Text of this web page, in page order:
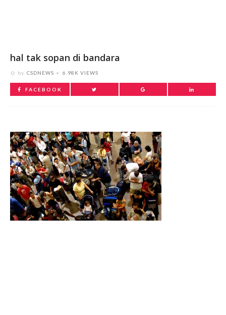
hal tak sopan di bandara
by CSDNEWS 6.98K VIEWS
FACEBOOK